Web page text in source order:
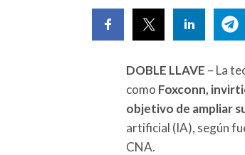
DOBLE LLAVE – La
como Foxconn,
objetivo de ampliar
artificial (IA), según
CNA.